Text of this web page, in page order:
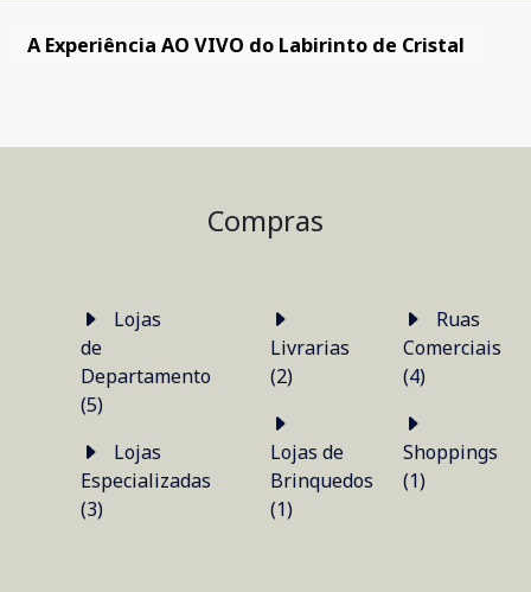
A Experiência AO VIVO do Labirinto de Cristal
Compras
de
Departamento
(5)
Especializadas
(3)
Livrarias
(2)
Lojas de
Brinquedos
(1)
Comerciais
(4)
Shoppings
(1)